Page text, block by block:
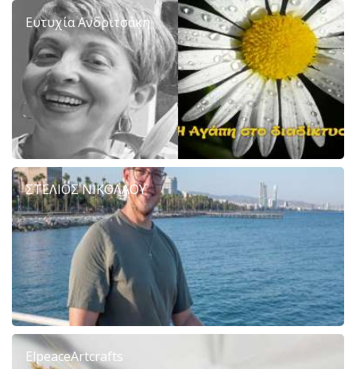
Ευτυχία Ανδριτσάκη
ΣΤΕΛΙΟΣ ΝΙΚΟΛΑΟΥ
ElpeaceArtcrafts